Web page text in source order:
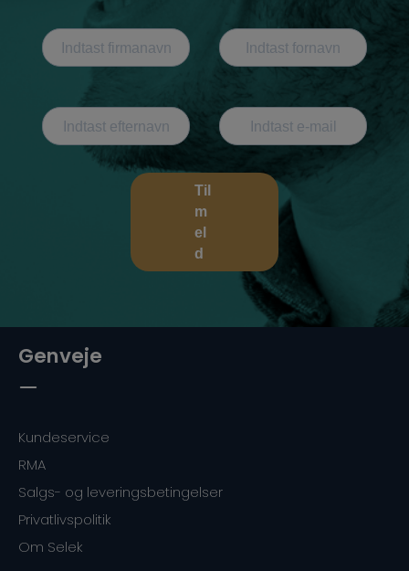
Til
m
el
d
Genveje
Kundeservice
RMA
Salgs- og leveringsbetingelser
Privatlivspolitik
Om Selek